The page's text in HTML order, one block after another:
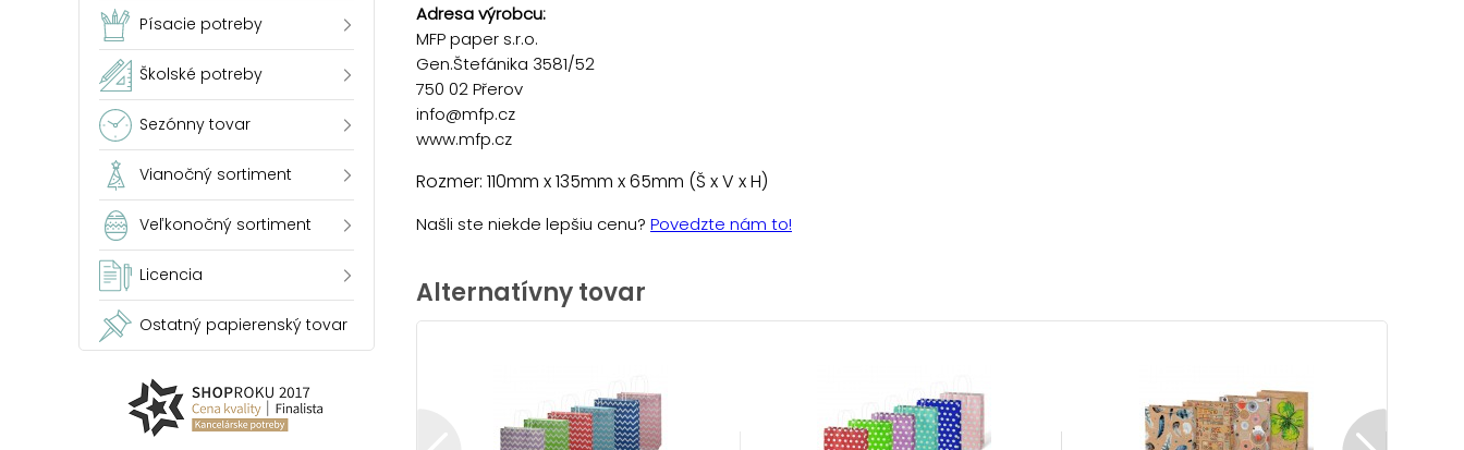
Písacie potreby
Školské potreby
Sezónny tovar
Vianočný sortiment
Veľkonočný sortiment
Licencia
Ostatný papierenský tovar
Adresa výrobcu:
MFP paper s.r.o.
Gen.Štefánika 3581/52
750 02 Přerov
info@mfp.cz
www.mfp.cz
Rozmer: 110mm x 135mm x 65mm (Š x V x H)
Našli ste niekde lepšiu cenu? Povedzte nám to!
Alternatívny tovar